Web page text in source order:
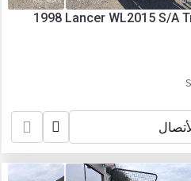
1998 Lancer WL2015 S/A